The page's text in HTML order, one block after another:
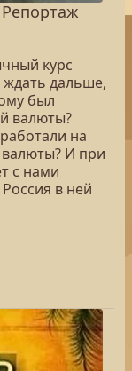
курс
ждать дальше,
был
валюты?
на
валюты? И при
с нами
в ней